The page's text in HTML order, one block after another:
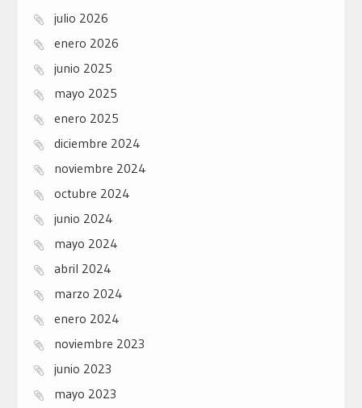
julio 2026
enero 2026
junio 2025
mayo 2025
enero 2025
diciembre 2024
noviembre 2024
octubre 2024
junio 2024
mayo 2024
abril 2024
marzo 2024
enero 2024
noviembre 2023
junio 2023
mayo 2023